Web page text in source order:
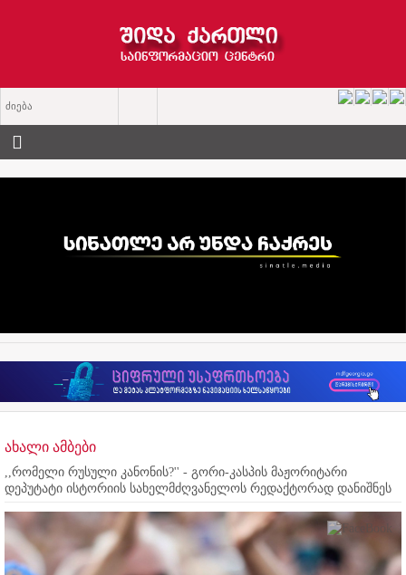
ახალი ამბები
,,რომელი რუსული კანონის?'' - გორი-კასპის მაჟორიტარი
დეპუტატი ისტორიის სახელმძღვანელოს რედაქტორად დანიშნეს